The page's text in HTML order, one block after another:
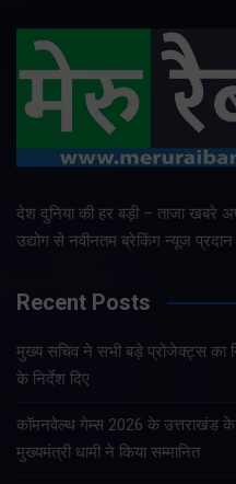
देश दुनिया की हर बड़ी – ताजा
उद्योग से नवीनतम ब्रेकिंग न्यूज
Recent Posts
मुख्य सचिव ने सभी बड़े प्रोजेक्ट्स का
के निर्देश दिए
कॉमनवेल्थ गेम्स 2026 के उत्तराखंड
मुख्यमंत्री धामी ने किया सम्मानित